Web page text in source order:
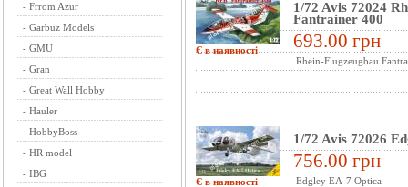
- Frrom Azur
- Garbuz Models
- GMU
- Gran
- Great Wall Hobby
- Hauler
- HobbyBoss
- HR model
- IBG
Є в наявності
1/72 Avis 72024
Fantrainer 400
693.00 грн
Rhein-Flugzeugbau
Є в наявності
1/72 Avis 72026
756.00 грн
Edgley EA-7 Optica